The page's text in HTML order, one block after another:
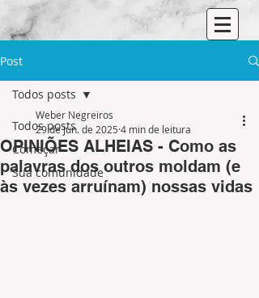
Post
Todos posts
Começar
Sua comunidade
Todos posts
OPINIÕES ALHEIAS - Como as
palavras dos outros moldam (e
às vezes arruínam) nossas vidas
Weber Negreiros
29 de jun. de 2025 4 min de leitura